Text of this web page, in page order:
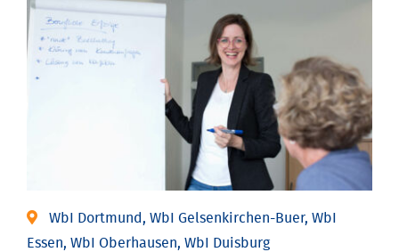
WbI Dortmund, WbI Gelsenkirchen-Buer, WbI
Essen, WbI Oberhausen, WbI Duisburg